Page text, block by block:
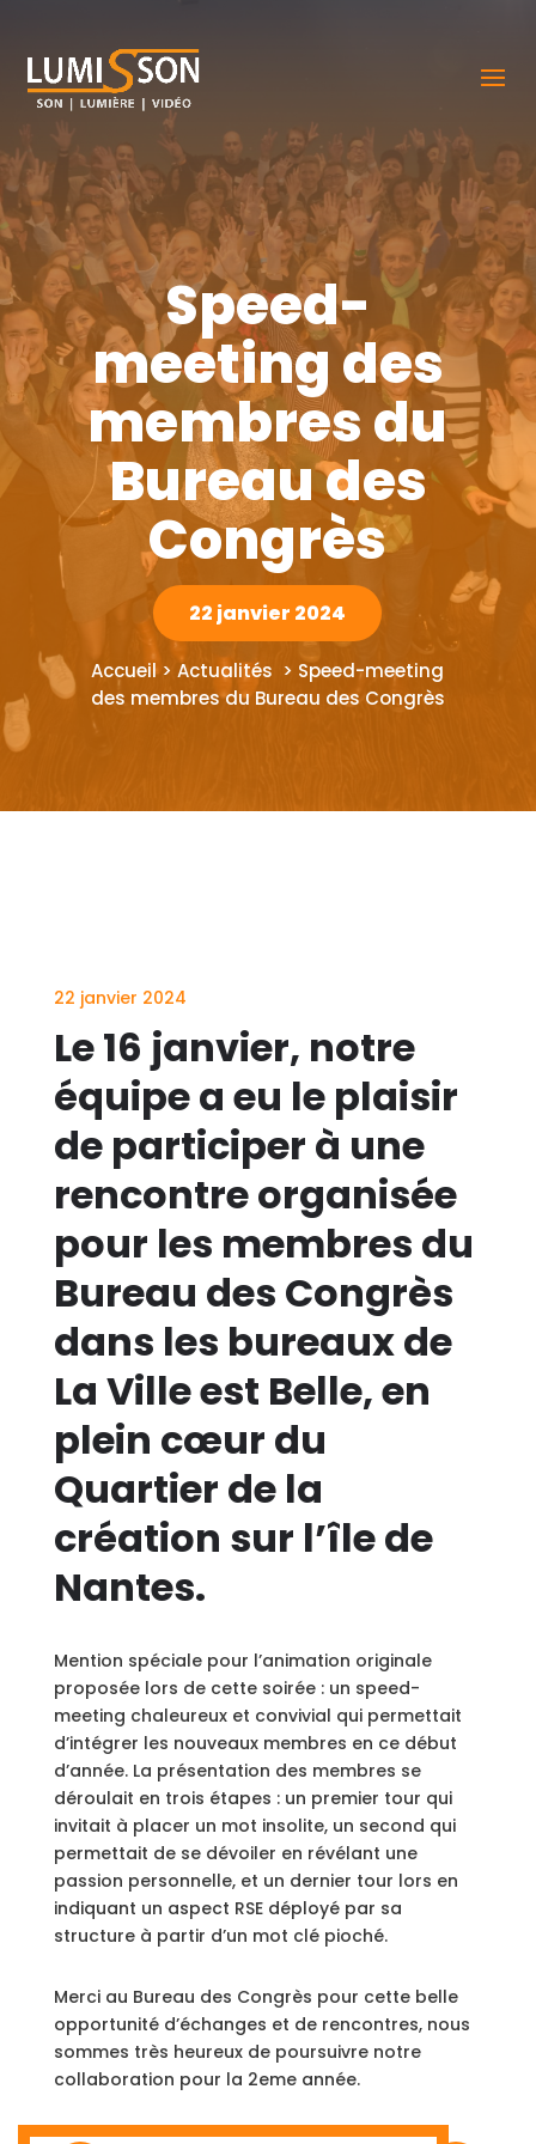
Speed-
meeting des
membres du
Bureau des
Congrès
22 janvier 2024
Accueil > Actualités > Speed-meeting
des membres du Bureau des Congrès
22 janvier 2024
Le 16 janvier, notre
équipe a eu le plaisir
de participer à une
rencontre organisée
pour les membres du
Bureau des Congrès
dans les bureaux de
La Ville est Belle, en
plein cœur du
Quartier de la
création sur l’île de
Nantes.
Mention spéciale pour l’animation originale
proposée lors de cette soirée : un speed-
meeting chaleureux et convivial qui permettait
d’intégrer les nouveaux membres en ce début
d’année. La présentation des membres se
déroulait en trois étapes : un premier tour qui
invitait à placer un mot insolite, un second qui
permettait de se dévoiler en révélant une
passion personnelle, et un dernier tour lors en
indiquant un aspect RSE déployé par sa
structure à partir d’un mot clé pioché.
Merci au Bureau des Congrès pour cette belle
opportunité d’échanges et de rencontres, nous
sommes très heureux de poursuivre notre
collaboration pour la 2eme année.